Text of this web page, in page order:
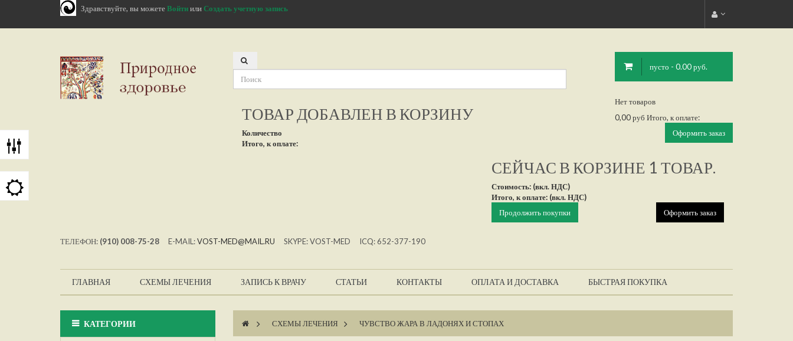
Здравствуйте, вы можетеВойтиилиСоздать учетную запись
пусто - 0.00 руб.
Нет товаров
0,00 руб Итого, к оплате:
Оформить заказ
ТОВАР ДОБАВЛЕН В КОРЗИНУ
Количество
Итого, к оплате:
СЕЙЧАС В КОРЗИНЕ 1 ТОВАР.
Стоимость: (вкл. НДС)
Итого, к оплате: (вкл. НДС)
Продолжить покупки
Оформить заказ
ТЕЛЕФОН: (910) 008-75-28 E-MAIL:VOST-MED@MAIL.RU SKYPE: VOST-MED ICQ: 652-377-190
ГЛАВНАЯ СХЕМЫ ЛЕЧЕНИЯ ЗАПИСЬ К ВРАЧУ СТАТЬИ КОНТАКТЫ ОПЛАТА И ДОСТАВКА БЫСТРАЯ ПОКУПКА
КАТЕГОРИИ > СХЕМЫ ЛЕЧЕНИЯ > ЧУВСТВО ЖАРА В ЛАДОНЯХ И СТОПАХ